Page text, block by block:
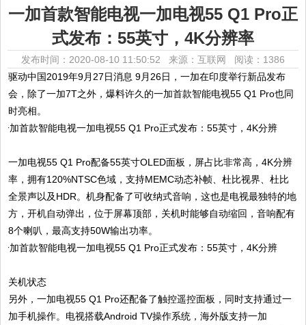
一加首款智能电视一加电视55 Q1 Pro正
式发布：55英寸，4K分辨率
发布时间：2020-08-10 11:50:52 来源：互联网 阅读：1386
驱动中国2019年9月27日消息 9月26日，一加在印度举行新品发布
会，除了一加7T之外，爆料许久的一加首款智能电视55 Q1 Pro也同
时亮相。
一加电视55 Q1 Pro配备55英寸OLED面板，屏占比非常高，4K分辨
率，拥有120%NTSC色域，支持MEMC动态补帧、杜比视界、杜比
全景声以及HDR。机身配备了可收纳式音响，这也是电视最独特的地
方，开机自动弹出，位于屏幕顶部，关机时能够自动缩回，音响配有
8个喇叭，最高支持50W输出功率。
关机状态
另外，一加电视55 Q1 Pro还配备了触控遥控面板，同时支持通过一
加手机操作。电视搭载Android TV操作系统，海外版支持一加